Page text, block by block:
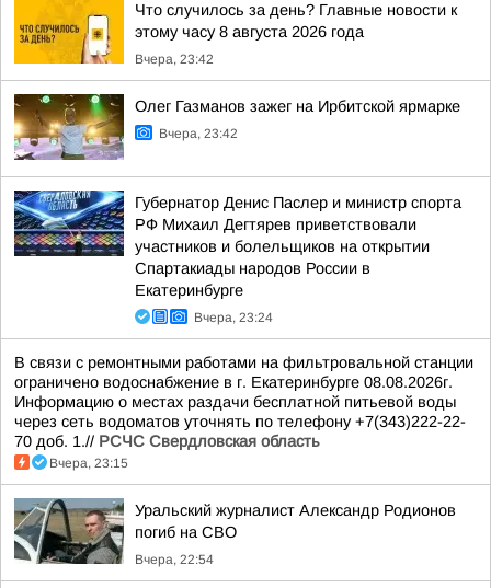
Что случилось за день? Главные новости к
этому часу 8 августа 2026 года
Вчера, 23:42
Олег Газманов зажег на Ирбитской ярмарке
Вчера, 23:42
Губернатор Денис Паслер и министр спорта
РФ Михаил Дегтярев приветствовали
участников и болельщиков на открытии
Спартакиады народов России в
Екатеринбурге
Вчера, 23:24
В связи с ремонтными работами на фильтровальной станции
ограничено водоснабжение в г. Екатеринбурге 08.08.2026г.
Информацию о местах раздачи бесплатной питьевой воды
через сеть водоматов уточнять по телефону +7(343)222-22-
70 доб. 1.// РСЧС Свердловская область
Вчера, 23:15
Уральский журналист Александр Родионов
погиб на СВО
Вчера, 22:54